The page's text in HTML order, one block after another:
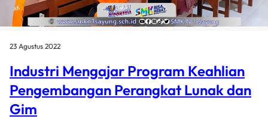
23 Agustus 2022
Industri Mengajar Program Keahlian
Pengembangan Perangkat Lunak dan
Gim